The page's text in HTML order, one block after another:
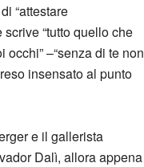
“attestare
“tutto quello che
–“senza di te non
insensato al punto
e il gallerista
Dalì, allora appena